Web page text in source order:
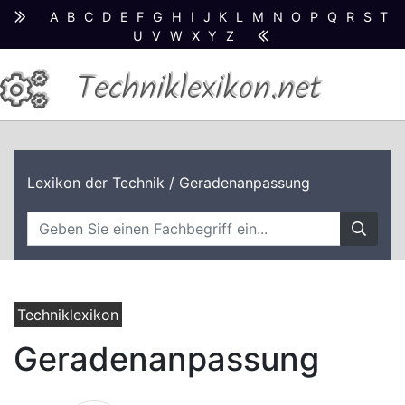
A B C D E F G H I J K L M N O P Q R S T
U
V W X Y Z
Techniklexikon.net
Lexikon der Technik / Geradenanpassung
Techniklexikon
Geradenanpassung